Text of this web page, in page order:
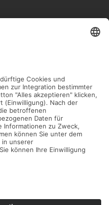
Aktuelles
Kontakt
Impressum